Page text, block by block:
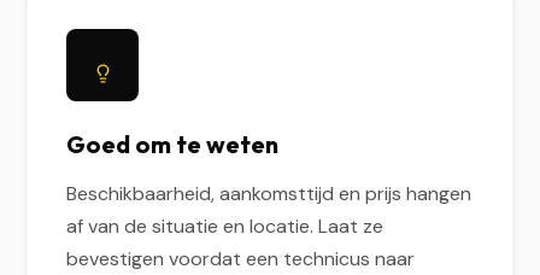
Goed om te weten
Beschikbaarheid, aankomsttijd en prijs hangen
af van de situatie en locatie. Laat ze
bevestigen voordat een technicus naar